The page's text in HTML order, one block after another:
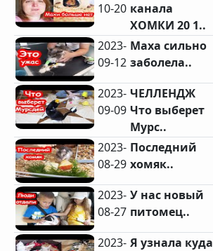
10-20 канала
ХОМКИ 20 1..
2023-
09-12
Маха сильно
заболела..
2023-
09-09
ЧЕЛЛЕНДЖ
Что выберет
Мурс..
2023-
08-29
Последний
хомяк..
2023-
08-27
У нас новый
питомец..
2023- Я узнала куда